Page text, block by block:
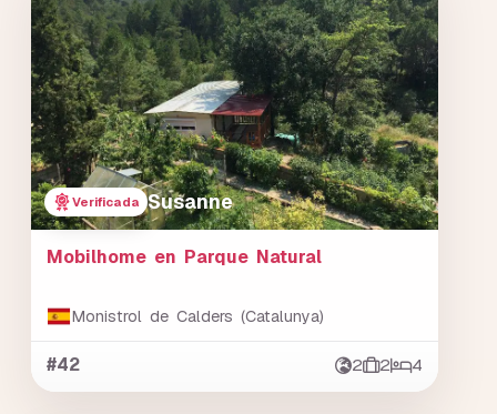
Verificada Susanne
Mobilhome en Parque Natural
Monistrol de Calders (Catalunya)
#42 2 2 4